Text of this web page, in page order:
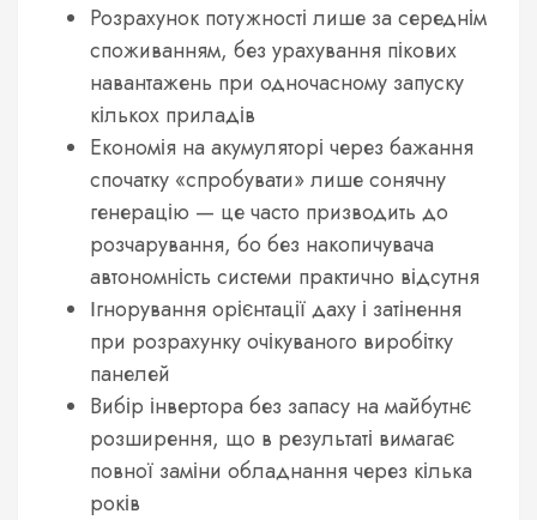
Розрахунок потужності лише за середнім
споживанням, без урахування пікових
навантажень при одночасному запуску
кількох приладів
Економія на акумуляторі через бажання
спочатку «спробувати» лише сонячну
генерацію — це часто призводить до
розчарування, бо без накопичувача
автономність системи практично відсутня
Ігнорування орієнтації даху і затінення
при розрахунку очікуваного виробітку
панелей
Вибір інвертора без запасу на майбутнє
розширення, що в результаті вимагає
повної заміни обладнання через кілька
років